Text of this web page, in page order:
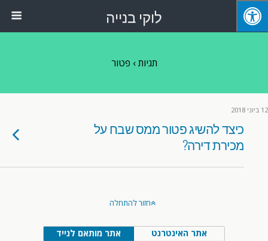
לוקי בנייה
תגיות › פטור
12 ביוני 2018
כיצד להשיג פטור ממס שבח על
מכירת דירה?
חזור להתחלה
אתר מותאם לנייד אתר האינטרנט